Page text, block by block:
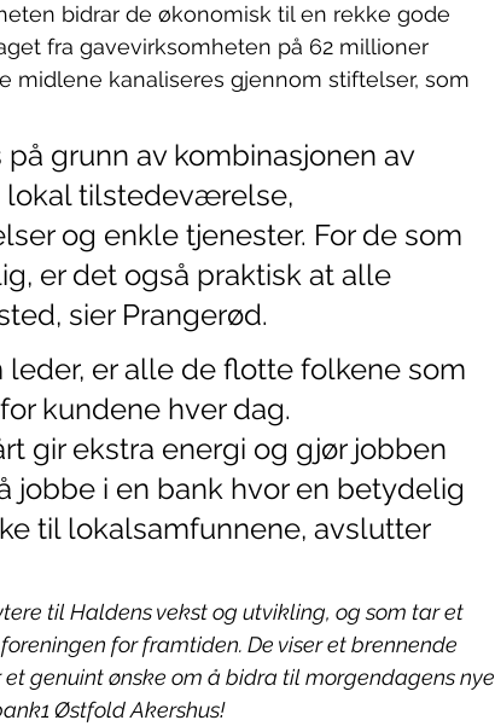
bidrar de økonomisk til en rekke gode
fra gavevirksomheten på 62 millioner
midlene kanaliseres gjennom stiftelser, som
grunn av kombinasjonen av
lokal tilstedeværelse,
og enkle tjenester. For de som
er det også praktisk at alle
sier Prangerød.
er alle de flotte folkene som
kundene hver dag.
gir ekstra energi og gjør jobben
jobbe i en bank hvor en betydelig
til lokalsamfunnene, avslutter
til Haldens vekst og utvikling, og som tar et
for framtiden. De viser et brennende
genuint ønske om å bidra til morgendagens nye
Østfold Akershus!